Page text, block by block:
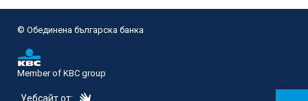
© Oбединена българска банка
Member of KBC group
Уебсайт от: eDesign